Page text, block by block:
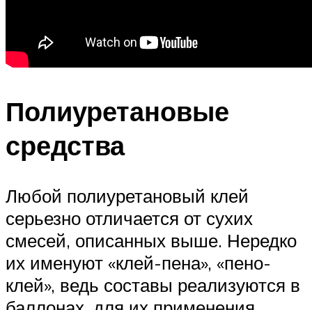
Полиуретановые
средства
Любой полиуретановый клей
серьезно отличается от сухих
смесей, описанных выше. Нередко
их именуют «клей-пена», «пено-
клей», ведь составы реализуются в